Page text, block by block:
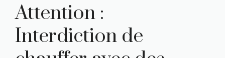
Attention :
Interdiction de